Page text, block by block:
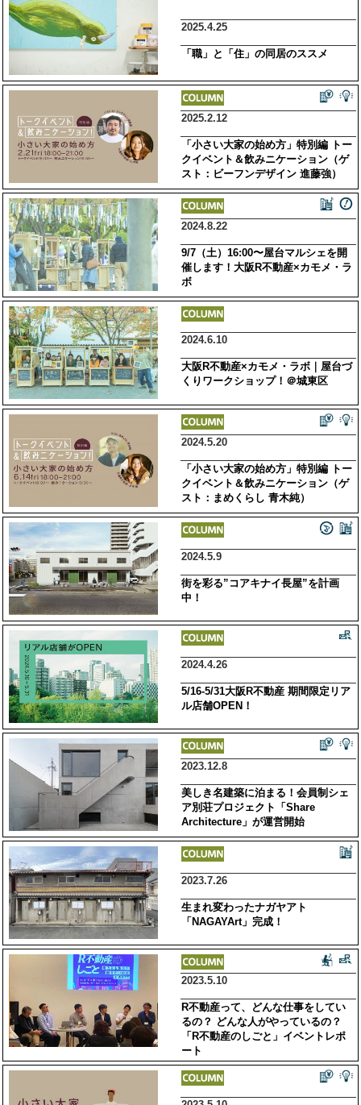
2025.4.25
「職」と「住」の同居のススメ
2025.2.12
「小さい大家の始め方」特別編 トー
クイベント＆飲みニケーション（ゲ
スト：ビーフンデザイン 進藤強）
2024.8.22
9/7（土）16:00〜屋台マルシェを開
催します！大阪R不動産×カモメ・ラ
ボ
2024.6.10
大阪R不動産×カモメ・ラボ｜屋台づ
くりワークショップ！＠城東区
2024.5.20
「小さい大家の始め方」特別編 トー
クイベント＆飲みニケーション（ゲ
スト：まめくらし 青木純）
2024.5.9
街を彩る”コアキナイ長屋”を計画
中！
2024.4.26
5/16-5/31大阪R不動産 期間限定リア
ル店舗OPEN！
2023.12.8
美しき名建築に泊まる！会員制シェ
ア別荘プロジェクト「Share
Architecture」が運営開始
2023.7.26
生まれ変わったナガヤアト
「NAGAYArt」完成！
2023.5.10
R不動産って、どんな仕事をしてい
るの？ どんな人がやっているの？
「R不動産のしごと」イベントレポ
ート